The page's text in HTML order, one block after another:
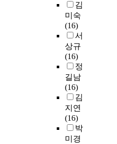
김
미숙
(16)
서
상규
(16)
정
길남
(16)
김
지연
(16)
박
미경